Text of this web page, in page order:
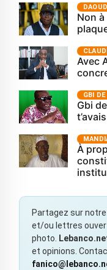
Non
Avec
GBI DE
Gbi
À
Partagez sur
et/ou lettres
photo.
et opinions.